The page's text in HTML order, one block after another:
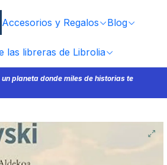
Accesorios y Regalos Blog
las libreras de Librolia
planeta donde miles de historias te